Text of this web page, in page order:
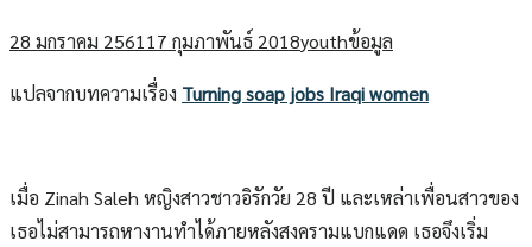
28 มกราคม 2561 17 กุมภาพันธ์ 2018youthข้อมูล
แปลจากบทความเรื่อง Turning soap jobs Iraqi women
เมื่อ Zinah Saleh หญิงสาวชาวอิรักวัย 28 ปี และเหล่าเพื่อนสาวของ
เธอไม่สามารถหางานทำได้ภายหลังสงครามแบกแดด เธอจึงเริ่ม